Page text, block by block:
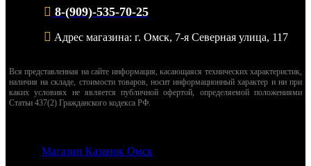
8-(909)-535-70-25
Адрес магазина: г. Омск, 7-я Северная улица, 117
Вся представленная на сайте информация, касающаяся технических характеристик,
наличия на складе, стоимости товаров, носит информационный характер и ни при
каких условиях не является публичной офертой, определяемой положениями
Статьи 437(2) Гражданского кодекса РФ.
Магазин Казанок Омск